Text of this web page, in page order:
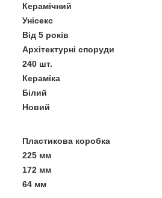
Керамічний
Унісекс
Від 5 років
Архітектурні споруди
240 шт.
Кераміка
Білий
Новий
Пластикова коробка
225 мм
172 мм
64 мм